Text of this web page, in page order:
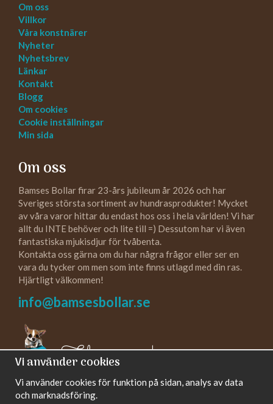
Om oss
Villkor
Våra konstnärer
Nyheter
Nyhetsbrev
Länkar
Kontakt
Blogg
Om cookies
Cookie inställningar
Min sida
Om oss
Bamses Bollar firar 23-års jubileum år 2026 och har
Sveriges största sortiment av hundrasprodukter! Mycket
av våra varor hittar du endast hos oss i hela världen! Vi har
allt du INTE behöver och lite till =) Dessutom har vi även
fantastiska mjukisdjur för tvåbenta.
Kontakta oss gärna om du har några frågor eller ser en
vara du tycker om men som inte finns utlagd med din ras.
Hjärtligt välkommen!
info@bamsesbollar.se
Följ oss gärna!
Vi använder cookies
Vi använder cookies för funktion på sidan, analys av data
och marknadsföring.